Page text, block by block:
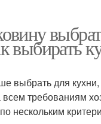
выбирать
выбрать для
всем требованиям
нескольким